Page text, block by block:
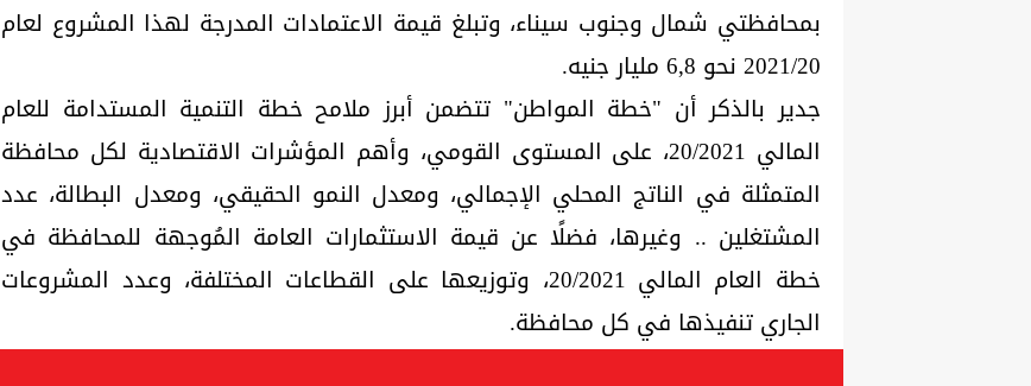
بمحافظتي شمال وجنوب سيناء، وتبلغ قيمة الاعتمادات المدرجة لهذا المشروع لعام
2021/20 نحو 6,8 مليار جنيه.
جدير بالذكر أن "خطة المواطن" تتضمن أبرز ملامح خطة التنمية المستدامة للعام
المالي 20/2021، على المستوى القومي، وأهم المؤشرات الاقتصادية لكل محافظة
المتمثلة في الناتج المحلي الإجمالي، ومعدل النمو الحقيقي، ومعدل البطالة، عدد
المشتغلين .. وغيرها، فضلًا عن قيمة الاستثمارات العامة المُوجهة للمحافظة في
خطة العام المالي 20/2021، وتوزيعها على القطاعات المختلفة، وعدد المشروعات
الجاري تنفيذها في كل محافظة.